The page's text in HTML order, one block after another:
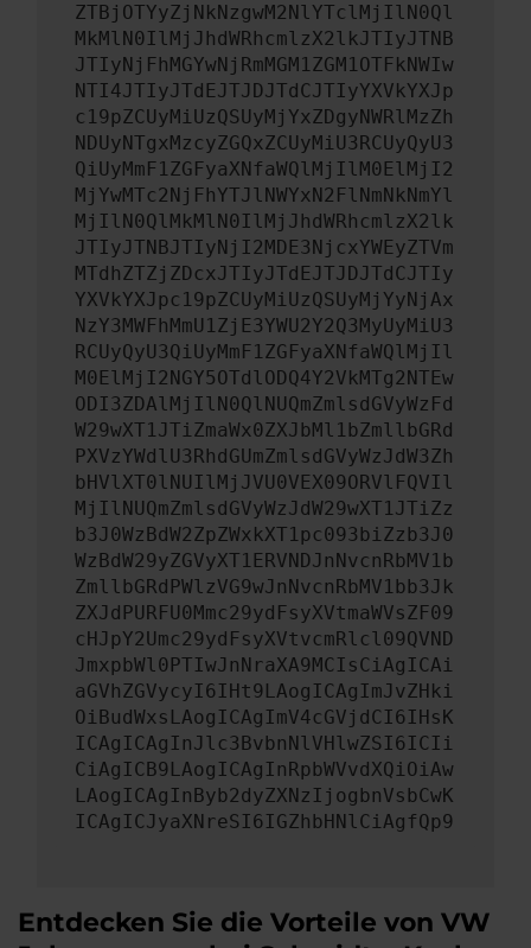
ZTBjOTYyZjNkNzgwM2NlYTclMjIlN0Ql
MkMlN0IlMjJhdWRhcmlzX2lkJTIyJTNB
JTIyNjFhMGYwNjRmMGM1ZGM1OTFkNWIw
NTI4JTIyJTdEJTJDJTdCJTIyYXVkYXJp
c19pZCUyMiUzQSUyMjYxZDgyNWRlMzZh
NDUyNTgxMzcyZGQxZCUyMiU3RCUyQyU3
QiUyMmF1ZGFyaXNfaWQlMjIlM0ElMjI2
MjYwMTc2NjFhYTJlNWYxN2FlNmNkNmYl
MjIlN0QlMkMlN0IlMjJhdWRhcmlzX2lk
JTIyJTNBJTIyNjI2MDE3NjcxYWEyZTVm
MTdhZTZjZDcxJTIyJTdEJTJDJTdCJTIy
YXVkYXJpc19pZCUyMiUzQSUyMjYyNjAx
NzY3MWFhMmU1ZjE3YWU2Y2Q3MyUyMiU3
RCUyQyU3QiUyMmF1ZGFyaXNfaWQlMjIl
M0ElMjI2NGY5OTdlODQ4Y2VkMTg2NTEw
ODI3ZDAlMjIlN0QlNUQmZmlsdGVyWzFd
W29wXT1JTiZmaWx0ZXJbMl1bZmllbGRd
PXVzYWdlU3RhdGUmZmlsdGVyWzJdW3Zh
bHVlXT0lNUIlMjJVU0VEX09ORVlFQVIl
MjIlNUQmZmlsdGVyWzJdW29wXT1JTiZz
b3J0WzBdW2ZpZWxkXT1pc093biZzb3J0
WzBdW29yZGVyXT1ERVNDJnNvcnRbMV1b
ZmllbGRdPWlzVG9wJnNvcnRbMV1bb3Jk
ZXJdPURFU0Mmc29ydFsyXVtmaWVsZF09
cHJpY2Umc29ydFsyXVtvcmRlcl09QVND
JmxpbWl0PTIwJnNraXA9MCIsCiAgICAi
aGVhZGVycyI6IHt9LAogICAgImJvZHki
OiBudWxsLAogICAgImV4cGVjdCI6IHsK
ICAgICAgInJlc3BvbnNlVHlwZSI6ICIi
CiAgICB9LAogICAgInRpbWVvdXQiOiAw
LAogICAgInByb2dyZXNzIjogbnVsbCwK
ICAgICJyaXNreSI6IGZhbHNlCiAgfQp9
Entdecken Sie die Vorteile von VW